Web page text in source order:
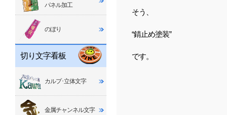
そう、
“錆止め塗装”
です。
パネル加工
のぼり
切り文字看板
カルプ･立体文字
金属チャンネル文字